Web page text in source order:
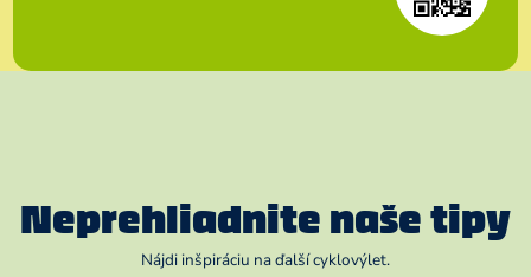
Neprehliadnite naše tipy
Nájdi inšpiráciu na ďalší cyklovýlet.